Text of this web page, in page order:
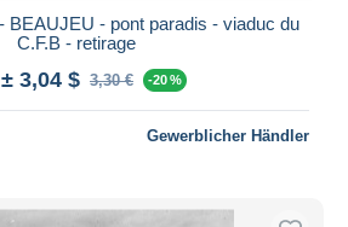
BEAUJEU - pont paradis - viaduc du
C.F.B - retirage
± 3,04 $ 3,30 € -20 %
Gewerblicher Händler